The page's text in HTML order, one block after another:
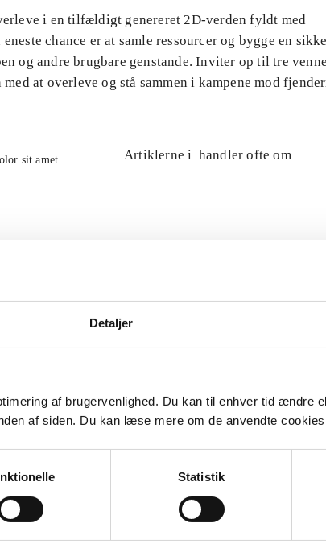
Detaljer
af brugervenlighed. Du kan til enhver tid ændre
af siden. Du kan læse mere om de anvendte cookies
Statistik
i en tilfældigt genereret 2D-verden fyldt med
chance er at samle ressourcer og bygge en
og andre brugbare genstande. Inviter op til tre
at overleve og stå sammen i kampene mod
sit amet ...
Artiklerne i handler ofte om